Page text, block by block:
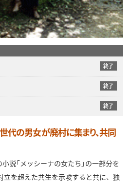
終了
終了
終了
代の男女が廃村に集まり、共同
説「メッシーナの女たち」の一部分を
立を超えた共生を示唆すると共に、独